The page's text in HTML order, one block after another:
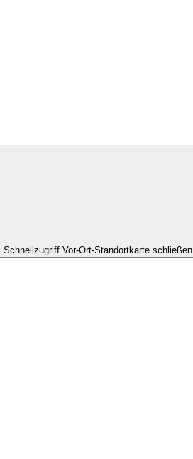
Schnellzugriff Vor-Ort-Standortkarte schließen